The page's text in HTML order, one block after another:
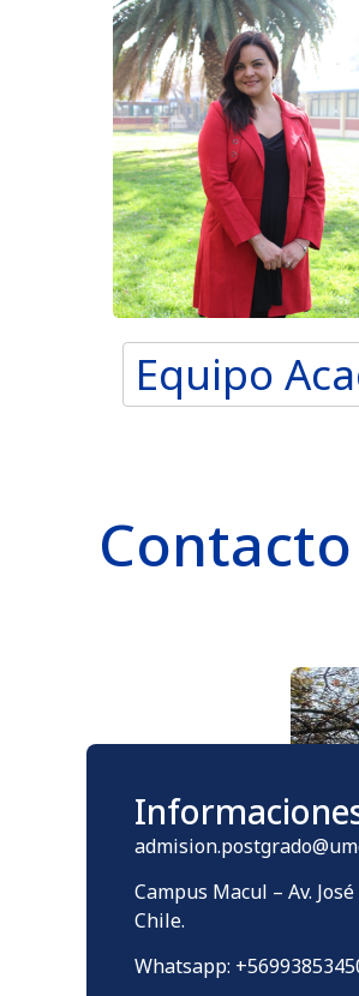
Equipo
Contacto
Campus Macul – Av.
Chile.
Whatsapp: